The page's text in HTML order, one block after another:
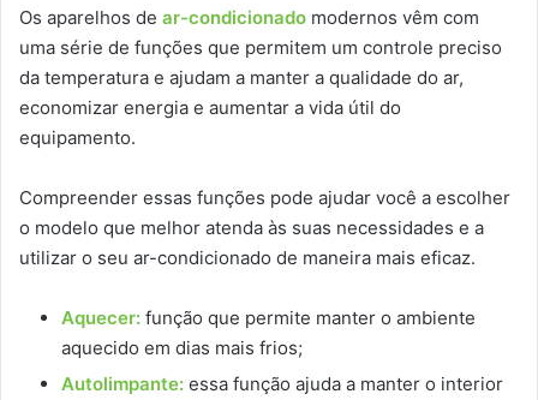
Os aparelhos de ar-condicionado modernos vêm com
uma série de funções que permitem um controle preciso
da temperatura e ajudam a manter a qualidade do ar,
economizar energia e aumentar a vida útil do
equipamento.
Compreender essas funções pode ajudar você a escolher
o modelo que melhor atenda às suas necessidades e a
utilizar o seu ar-condicionado de maneira mais eficaz.
Aquecer: função que permite manter o ambiente
aquecido em dias mais frios;
Autolimpante: essa função ajuda a manter o interior